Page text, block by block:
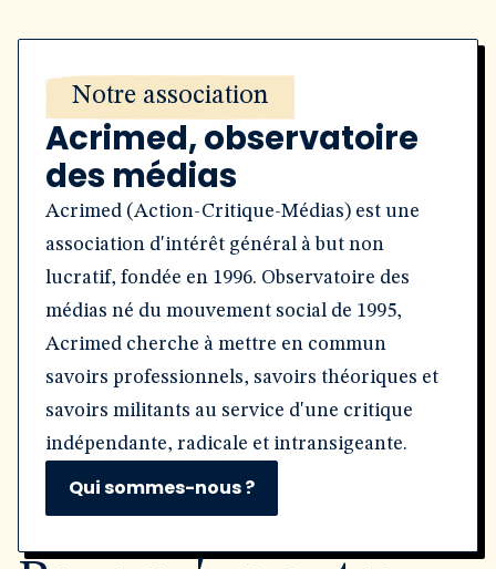
Notre association
Acrimed, observatoire
des médias
Acrimed (Action-Critique-Médias) est une
association d'intérêt général à but non
lucratif, fondée en 1996. Observatoire des
médias né du mouvement social de 1995,
Acrimed cherche à mettre en commun
savoirs professionnels, savoirs théoriques et
savoirs militants au service d'une critique
indépendante, radicale et intransigeante.
Qui sommes-nous ?